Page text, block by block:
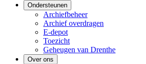
Ondersteunen
Archiefbeheer
Archief overdragen
E-depot
Toezicht
Geheugen van Drenthe
Over ons